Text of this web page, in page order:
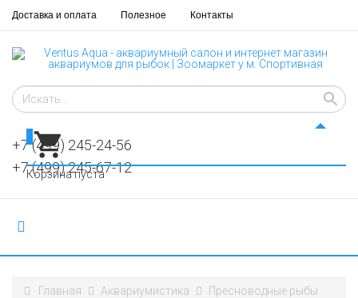
Доставка и оплата Полезное Контакты
+7 (499) 245-24-56
+7 (499) 245-67-12
Корзина пуста
Главная Аквариумистика
Пресноводные рыбы